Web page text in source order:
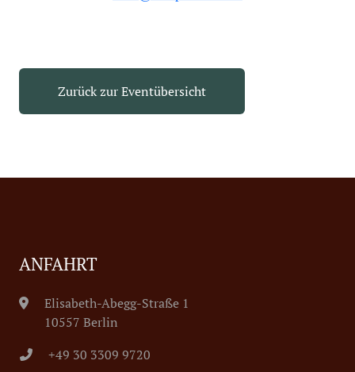
Zurück zur Eventübersicht
ANFAHRT
Elisabeth-Abegg-Straße 1
10557 Berlin
+49 30 3309 9720